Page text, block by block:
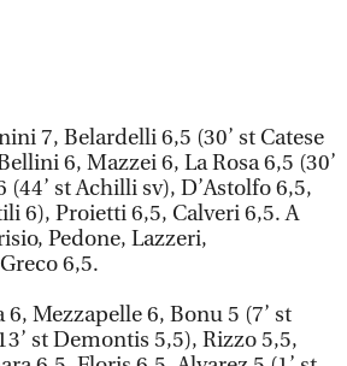
7, Belardelli 6,5 (30’ st Catese
6, Mazzei 6, La Rosa 6,5 (30’
(44’ st Achilli sv), D’Astolfo 6,5,
6), Proietti 6,5, Calveri 6,5. A
Pedone, Lazzeri,
6,5.
6, Mezzapelle 6, Bonu 5 (7’ st
st Demontis 5,5), Rizzo 5,5,